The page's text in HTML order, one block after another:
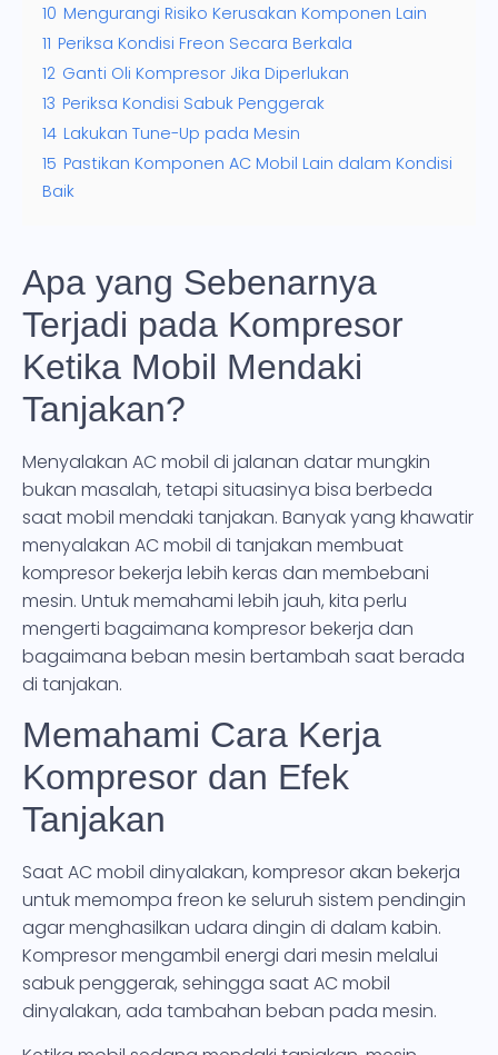
10 Mengurangi Risiko Kerusakan Komponen Lain
11 Periksa Kondisi Freon Secara Berkala
12 Ganti Oli Kompresor Jika Diperlukan
13 Periksa Kondisi Sabuk Penggerak
14 Lakukan Tune-Up pada Mesin
15 Pastikan Komponen AC Mobil Lain dalam Kondisi
Baik
Apa yang Sebenarnya
Terjadi pada Kompresor
Ketika Mobil Mendaki
Tanjakan?
Menyalakan AC mobil di jalanan datar mungkin
bukan masalah, tetapi situasinya bisa berbeda
saat mobil mendaki tanjakan. Banyak yang khawatir
menyalakan AC mobil di tanjakan membuat
kompresor bekerja lebih keras dan membebani
mesin. Untuk memahami lebih jauh, kita perlu
mengerti bagaimana kompresor bekerja dan
bagaimana beban mesin bertambah saat berada
di tanjakan.
Memahami Cara Kerja
Kompresor dan Efek
Tanjakan
Saat AC mobil dinyalakan, kompresor akan bekerja
untuk memompa freon ke seluruh sistem pendingin
agar menghasilkan udara dingin di dalam kabin.
Kompresor mengambil energi dari mesin melalui
sabuk penggerak, sehingga saat AC mobil
dinyalakan, ada tambahan beban pada mesin.